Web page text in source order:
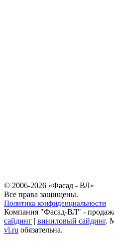
© 2006-2026 «Фасад - ВЛ»
Все права защищены.
Политика конфиденциальности
Компания "Фасад-ВЛ" -
сайдинг | виниловый сайдинг.
vl.ru обязательна.